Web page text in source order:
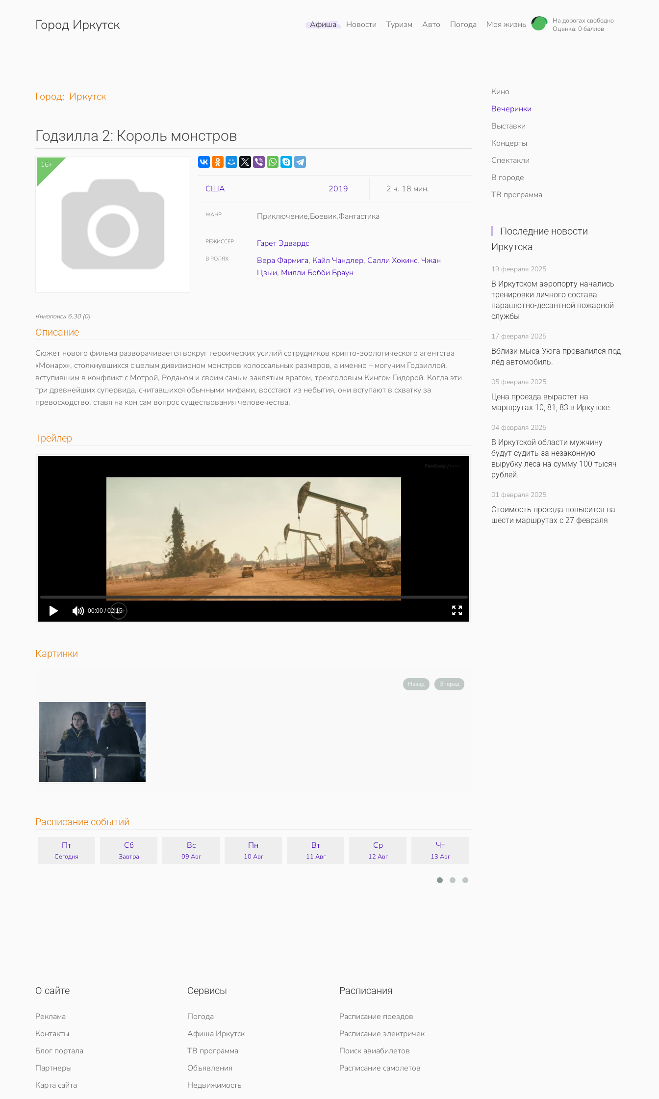
Перейти к содержимому
Город Иркутск Афиша Новости Туризм Авто Погода Моя жизнь
На дорогах свободно
Оценка: 0 баллов
Город: Иркутск
Годзилла 2: Король монстров
16+
Кинопоиск 6.30(0)
США 2019 2 ч. 18 мин.
ЖАНР Приключение,Боевик,Фантастика
РЕЖИССЕР Гарет Эдвардс
В РОЛЯХ Вера Фармига, Кайл Чандлер, Салли Хокинс, Чжан
Цзыи, Милли Бобби Браун
Описание
Сюжет нового фильма разворачивается вокруг героических усилий сотрудников крипто-зоологического агентства
«Монарх», столкнувшихся с целым дивизионом монстров колоссальных размеров, а именно – могучим Годзиллой,
вступившим в конфликт с Мотрой, Роданом и своим самым заклятым врагом, трехголовым Кингом Гидорой. Когда эти
три древнейших супервида, считавшихся обычными мифами, восстают из небытия, они вступают в схватку за
превосходство, ставя на кон сам вопрос существования человечества.
Трейлер
Картинки
Назад Вперед
Расписание событий
Пт
Сегодня
Сб
Завтра
Вс
09 Авг
Пн
10 Авг
Вт
11 Авг
Ср
12 Авг
Чт
13 Авг
Кино
Вечеринки
Выставки
Концерты
Спектакли
В городе
ТВ программа
Последние новости
Иркутска
19 февраля 2025
В Иркутском аэропорту начались
тренировки личного состава
парашютно-десантной пожарной
службы
17 февраля 2025
Вблизи мыса Уюга провалился под
лёд автомобиль.
05 февраля 2025
Цена проезда вырастет на
маршрутах 10, 81, 83 в Иркутске.
04 февраля 2025
В Иркутской области мужчину
будут судить за незаконную
вырубку леса на сумму 100 тысяч
рублей.
01 февраля 2025
Стоимость проезда повысится на
шести маршрутах с 27 февраля
О сайте
Реклама
Контакты
Блог портала
Партнеры
Карта сайта
Сервисы
Погода
Афиша Иркутск
ТВ программа
Объявления
Недвижимость
Расписания
Расписание поездов
Расписание электричек
Поиск авиабилетов
Расписание самолетов